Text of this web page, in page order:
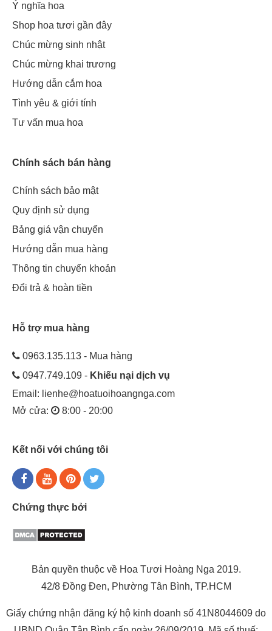
Ý nghĩa hoa
Shop hoa tươi gần đây
Chúc mừng sinh nhật
Chúc mừng khai trương
Hướng dẫn cắm hoa
Tình yêu & giới tính
Tư vấn mua hoa
Chính sách bán hàng
Chính sách bảo mật
Quy định sử dụng
Bảng giá vận chuyển
Hướng dẫn mua hàng
Thông tin chuyển khoản
Đổi trả & hoàn tiền
Hỗ trợ mua hàng
0963.135.113 - Mua hàng
0947.749.109 - Khiếu nại dịch vụ
Email: lienhe@hoatuoihoangnga.com
Mở cửa:
8:00 - 20:00
Kết nối với chúng tôi
Chứng thực bởi
Bản quyền thuộc về Hoa Tươi Hoàng Nga 2019.
42/8 Đồng Đen, Phường Tân Bình, TP.HCM
Giấy chứng nhận đăng ký hộ kinh doanh số 41N8044609 do